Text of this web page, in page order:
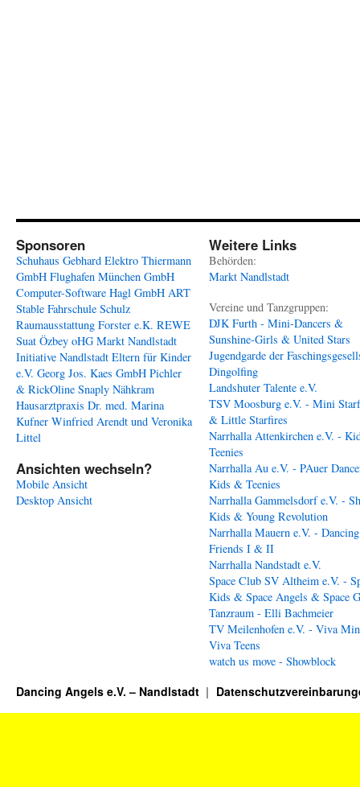
Sponsoren
Schuhaus Gebhard Elektro Thiermann
GmbH Flughafen München GmbH
Computer-Software Hagl GmbH ART
Stable Fahrschule Schulz
Raumausstattung Forster e.K. REWE
Suat Özbey oHG Markt Nandlstadt
Initiative Nandlstadt Eltern für Kinder
e.V. Georg Jos. Kaes GmbH Pichler
& RickOline Snaply Nähkram
Hausarztpraxis Dr. med. Marina
Kufner Winfried Arendt und Veronika
Littel
Ansichten wechseln?
Mobile Ansicht
Desktop Ansicht
Weitere Links
Behörden:
Markt Nandlstadt
Vereine und Tanzgruppen:
DJK Furth - Mini-Dancers &
Sunshine-Girls & United Stars
Jugendgarde der
Dingolfing
Landshuter Talente e.V.
TSV Moosburg e.V. - Mini
& Little Starfires
Narrhalla Attenkirchen e.V. -
Teenies
Narrhalla Au e.V. - PAuer
Kids & Teenies
Narrhalla Gammelsdorf e.V. -
Kids & Young Revolution
Narrhalla Mauern e.V. - Dancing
Friends I & II
Narrhalla Nandstadt e.V.
Space Club SV Altheim e.V. -
Kids & Space Angels & Space
Tanzraum - Elli Bachmeier
TV Meilenhofen e.V. - Viva
Viva Teens
watch us move - Showblock
Dancing Angels e.V. – Nandlstadt